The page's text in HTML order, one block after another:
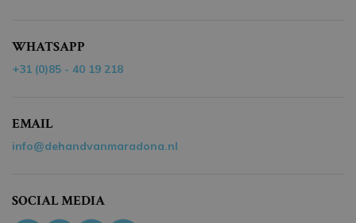
WHATSAPP
+31 (0)85 - 40 19 218
EMAIL
info@dehandvanmaradona.nl
SOCIAL MEDIA